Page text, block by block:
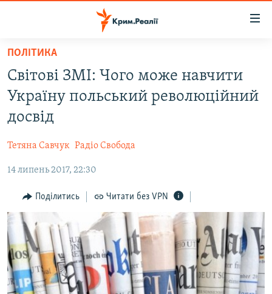
Перейти
основного
матеріалу
Перейти
до
основної
Перейти
пошуку
ВІДЕО ТА ФОТО
БЛОГИ
ПОГЛЯД
ІНТЕРВ'Ю
ВСЕ ЗА ДЕНЬ
СПЕЦПРОЕКТИ
ДЕПОРТАЦІЯ
ВІДЕОУРОКИ «ELIFBE»
ЯК ОБІЙТИ БЛОКУВАННЯ
ПОЛІТИКА
Світові ЗМІ: Чого може навчити
Україну польський революційний
досвід
Тетяна Савчук Радіо Свобода
14 липень 2017, 22:30
Поділитись Читати без VPN